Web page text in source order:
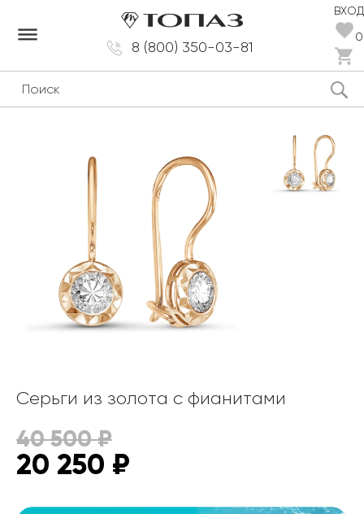
8 (800) 350-03-81
ВХОД
0
dehaze
Серьги из золота с фианитами
40 500₽
20 250 ₽